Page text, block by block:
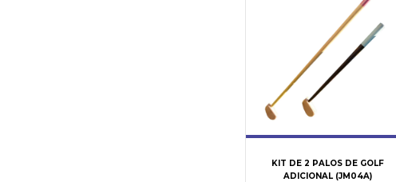
KIT DE 2 PALOS DE GOLF
ADICIONAL (JM04A)